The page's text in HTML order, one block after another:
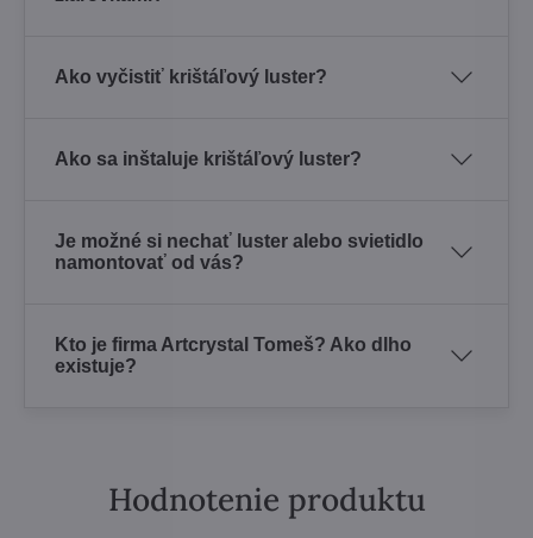
Ako vyčistiť krištáľový luster?
Ako sa inštaluje krištáľový luster?
Je možné si nechať luster alebo svietidlo
namontovať od vás?
Kto je firma Artcrystal Tomeš? Ako dlho
existuje?
Hodnotenie produktu